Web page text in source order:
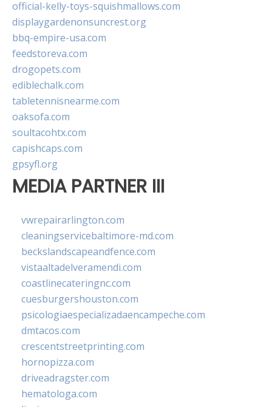
official-kelly-toys-squishmallows.com
displaygardenonsuncrest.org
bbq-empire-usa.com
feedstoreva.com
drogopets.com
ediblechalk.com
tabletennisnearme.com
oaksofa.com
soultacohtx.com
capishcaps.com
gpsyfl.org
MEDIA PARTNER III
vwrepairarlington.com
cleaningservicebaltimore-md.com
beckslandscapeandfence.com
vistaaltadelveramendi.com
coastlinecateringnc.com
cuesburgershouston.com
psicologiaespecializadaencampeche.com
dmtacos.com
crescentstreetprinting.com
hornopizza.com
driveadragster.com
hematologa.com